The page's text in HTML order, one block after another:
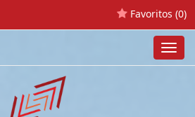
Favoritos (0)